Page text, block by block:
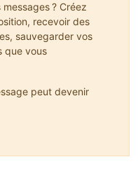
? Créez
recevoir des
sauvegarder vos
que vous
peut devenir